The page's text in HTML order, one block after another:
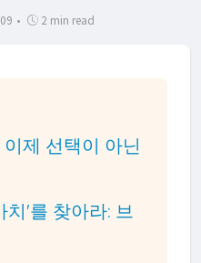
• 2 min read
제 선택이 아닌
치'를 찾아라: 브